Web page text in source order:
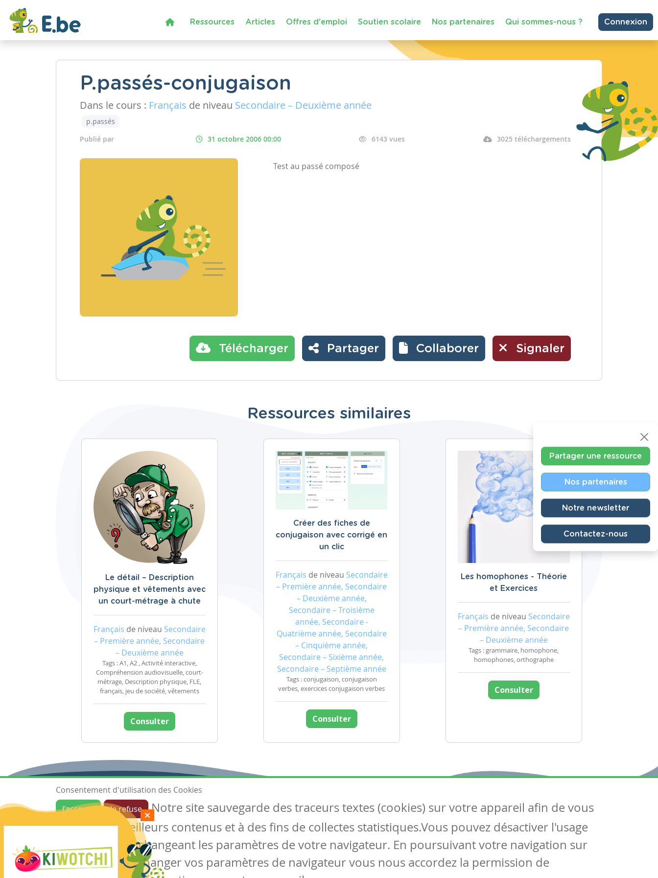
Ressources Articles Offres d'emploi Soutien scolaire Nos partenaires Qui sommes-nous ? Connexion
P.passés-conjugaison
Dans le cours : Français de niveau Secondaire – Deuxième année
p.passés
Publié par
31 octobre 2006 00:00 6143 vues 3025 téléchargements
Test au passé composé
Télécharger Partager Collaborer Signaler
Ressources similaires
Le détail – Description
physique et vêtements avec
un court-métrage à chute
Français de niveau Secondaire
– Première année, Secondaire
– Deuxième année
Tags : A1, A2 , Activité interactive,
Compréhension audiovisuelle, court-
métrage, Description physique, FLE,
français, jeu de société, vêtements
Consulter
Créer des fiches de
conjugaison avec corrigé en
un clic
Français de niveau Secondaire
– Première année, Secondaire
– Deuxième année,
Secondaire – Troisième
année, Secondaire -
Quatrième année, Secondaire
– Cinquième année,
Secondaire – Sixième année,
Secondaire – Septième année
Tags : conjugaison, conjugaison
verbes, exercices conjugaison verbes
Consulter
Les homophones - Théorie
et Exercices
Français de niveau Secondaire
– Première année, Secondaire
– Deuxième année
Tags : grammaire, homophone,
homophones, orthographe
Consulter
Partager une ressource
Nos partenaires
Notre newsletter
Contactez-nous
Ressources
Les ressources
Créer une ressource
Mes ressources
Articles
Tous les articles
Articles DYS
Circulaires
Suivez-nous
Contactez-nous
Soutien scolaire
Consentement d'utilisation des Cookies
J'accepte
Je refuse
Notre site sauvegarde des traceurs textes (cookies) sur votre appareil afin de vous
garantir de meilleurs contenus et à des fins de collectes statistiques.Vous pouvez désactiver l'usage
des cookies en changeant les paramètres de votre navigateur. En poursuivant votre navigation sur
notre site sans changer vos paramètres de navigateur vous nous accordez la permission de